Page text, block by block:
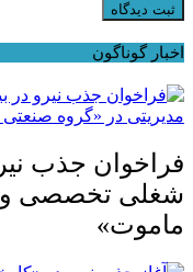
ثبت دیدگاه
اخبار گوناگون
شغلی تخصصی و
ماموت»